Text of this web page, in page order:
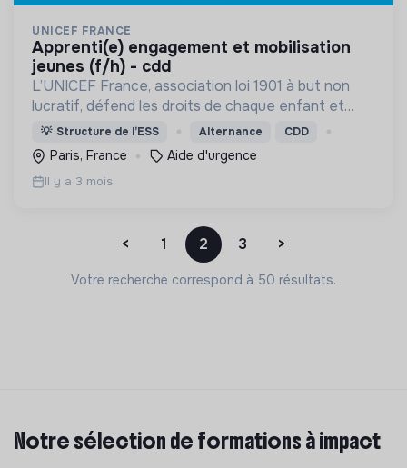
UNICEF FRANCE
apprenti(e) engagement et mobilisation
jeunes (f/h) - cdd
L’UNICEF France, association loi 1901 à but non
lucratif, défend les droits de chaque enfant et
adolescent d’où qu’il vienne.
💡 Structure de l’ESS Alternance CDD
Paris, France Aide d'urgence
Il y a 3 mois
< 1 2 3 >
Votre recherche correspond à 50 résultats.
Notre sélection de formations à impact